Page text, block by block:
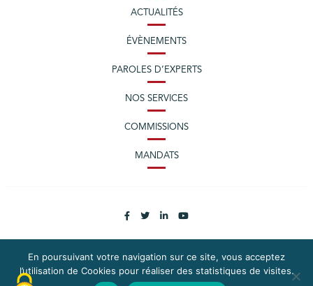
ACTUALITÉS
ÉVÈNEMENTS
PAROLES D’EXPERTS
NOS SERVICES
COMMISSIONS
MANDATS
PLAN DU SITE MENTIONS LÉGALES
En poursuivant votre navigation sur ce site, vous acceptez
l’utilisation de Cookies pour réaliser des statistiques de visites.